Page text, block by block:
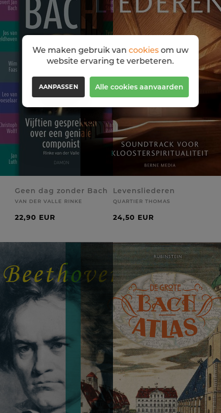
Geen dag zonder Bach
VAN DER VALLE RINKE
22,90 EUR
Levensliederen
QUARTIER THOMAS
24,50 EUR
We maken gebruik van cookiesom uw
website ervaring te verbeteren.
AANPASSEN Alle cookies aanvaarden